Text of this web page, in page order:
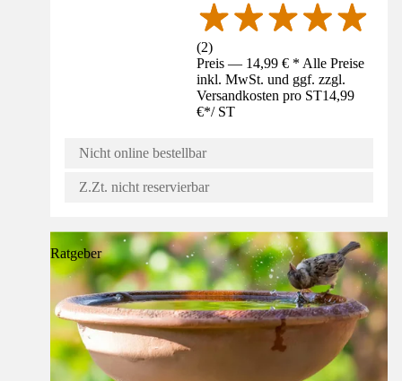
(2)
Preis — 14,99 € * Alle Preise
inkl. MwSt. und ggf. zzgl.
Versandkosten pro ST14,99
€*/ ST
Nicht online bestellbar
Z.Zt. nicht reservierbar
Ratgeber